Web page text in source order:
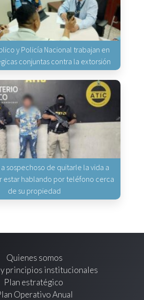
y Policía Nacional trabajan en
conjuntas contra la extorsión
a sospechoso de quitarle la vida a
estar hablando por teléfono cerca
de su propiedad
Quienes somos
principios institucionales
Plan estratégico
Operativo Anual